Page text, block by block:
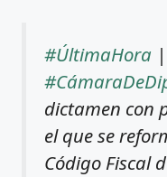
#ÚltimaHora
dictamen con
el que se
Código Fiscal